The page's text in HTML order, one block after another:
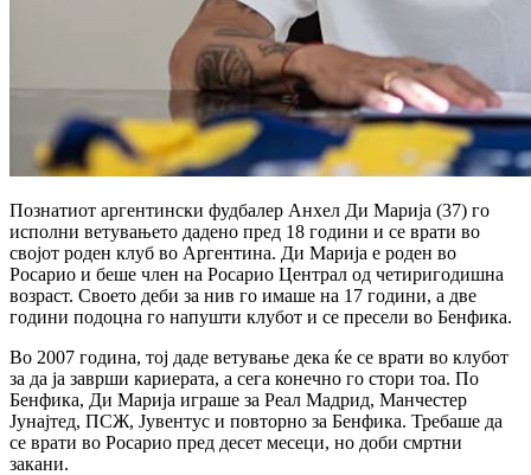
Познатиот аргентински фудбалер Анхел Ди Марија (37) го
исполни ветувањето дадено пред 18 години и се врати во
својот роден клуб во Аргентина. Ди Марија е роден во
Росарио и беше член на Росарио Централ од четиригодишна
возраст. Своето деби за нив го имаше на 17 години, а две
години подоцна го напушти клубот и се пресели во Бенфика.
Во 2007 година, тој даде ветување дека ќе се врати во клубот
за да ја заврши кариерата, а сега конечно го стори тоа. По
Бенфика, Ди Марија играше за Реал Мадрид, Манчестер
Јунајтед, ПСЖ, Јувентус и повторно за Бенфика. Требаше да
се врати во Росарио пред десет месеци, но доби смртни
закани.